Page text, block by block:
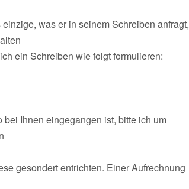
was er in seinem Schreiben anfragt,
ein Schreiben wie folgt formulieren:
Ihnen eingegangen ist, bitte ich um
gesondert entrichten. Einer Aufrechnung